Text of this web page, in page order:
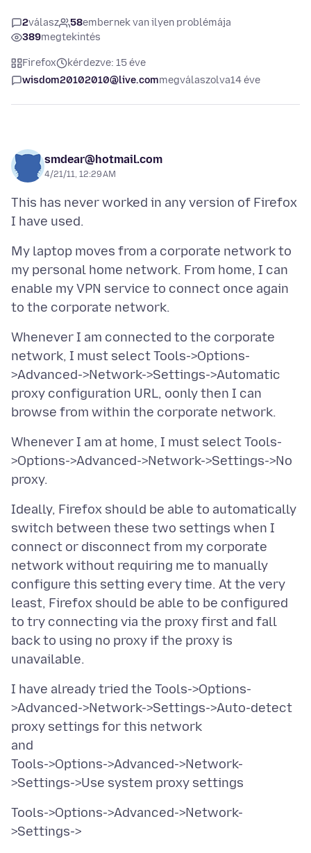
2válasz 58embernek van ilyen problémája
389megtekintés
Firefox
kérdezve: 15 éve
wisdom20102010@live.commegválaszolva14 éve
smdear@hotmail.com
4/21/11, 12:29 AM
This has never worked in any version of Firefox
My laptop moves from a corporate network to
my personal home network. From home, I can
enable my VPN service to connect once again
Whenever I am connected to the corporate
network, I must select Tools->Options-
>Advanced->Network->Settings->Automatic
proxy configuration URL, oonly then I can
Whenever I am at home, I must select Tools-
>Options->Advanced->Network->Settings->No
Ideally, Firefox should be able to automatically
switch between these two settings when I
connect or disconnect from my corporate
network without requiring me to manually
configure this setting every time. At the very
least, Firefox should be able to be configured
to try connecting via the proxy first and fall
back to using no proxy if the proxy is
I have already tried the Tools->Options-
>Advanced->Network->Settings->Auto-detect
proxy settings for this network
and
Tools->Options->Advanced->Network-
Tools->Options->Advanced->Network-